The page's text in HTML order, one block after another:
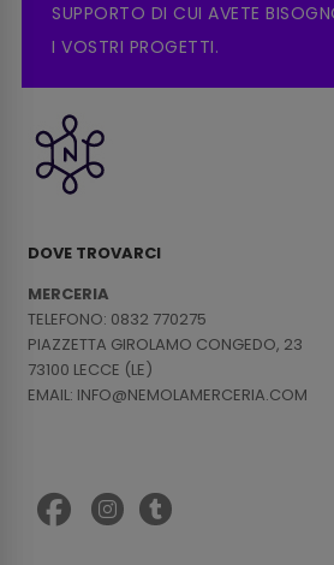
SUPPORTO DI CUI AVETE
I VOSTRI PROGETTI.
DOVE TROVARCI
MERCERIA
TELEFONO: 0832 770275
PIAZZETTA GIROLAMO CONGEDO, 23
73100 LECCE (LE)
EMAIL: INFO@NEMOLAMERCERIA.COM